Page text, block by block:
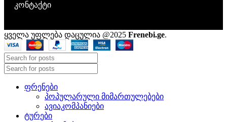
კონტაქტი
ყველა უფლება დაცულია @2025 Frenebi.ge.
ᲤᲠᲔᲜᲔᲑᲘ
ᲞᲝᲞᲣᲚᲐᲠᲣᲚᲘ ᲛᲘᲛᲐᲠᲗᲣᲚᲔᲑᲔᲑᲘ
ᲐᲕᲘᲐᲙᲝᲛᲞᲐᲜᲘᲔᲑᲘ
ᲢᲣᲠᲔᲑᲘ